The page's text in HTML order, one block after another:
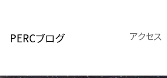
PERCブログ アクセス